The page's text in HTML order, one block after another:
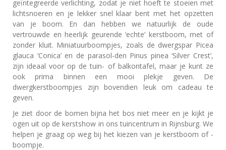
geïntegreerde verlichting, zodat je niet hoeft te stoeien met
lichtsnoeren en je lekker snel klaar bent met het opzetten
van je boom. En dan hebben we natuurlijk de oude
vertrouwde en heerlijk geurende ‘echte’ kerstboom, met of
zonder kluit. Miniatuurboompjes, zoals de dwergspar Picea
glauca ‘Conica’ en de parasol-den Pinus pinea ‘Silver Crest’,
zijn ideaal voor op de tuin- of balkontafel, maar je kunt ze
ook prima binnen een mooi plekje geven. De
dwergkerstboompjes zijn bovendien leuk om cadeau te
geven.
Je ziet door de bomen bijna het bos niet meer en je kijkt je
ogen uit op de kerstshow in ons tuincentrum in Rijnsburg. We
helpen je graag op weg bij het kiezen van je kerstboom of -
boompje.